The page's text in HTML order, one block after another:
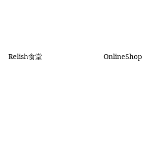
Relish食堂 OnlineShop